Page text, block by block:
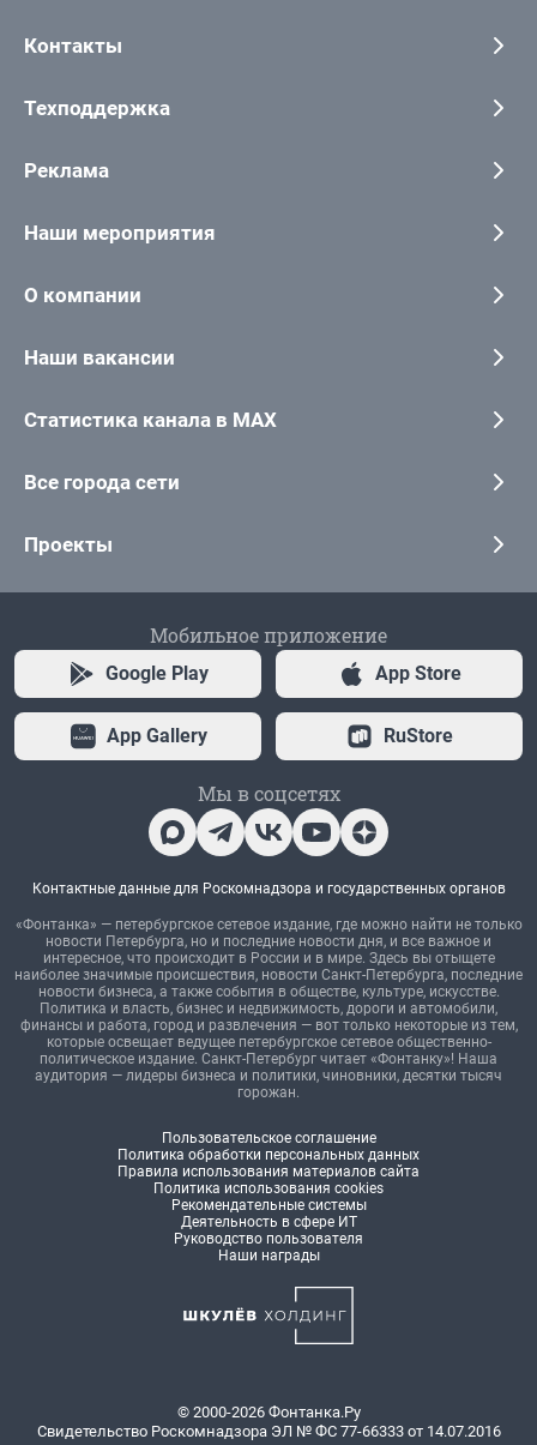
Контакты
Техподдержка
Реклама
Наши мероприятия
О компании
Наши вакансии
Статистика канала в MAX
Все города сети
Проекты
Мобильное приложение
Google Play App Store
App Gallery RuStore
Мы в соцсетях
Контактные данные для Роскомнадзора и государственных органов
«Фонтанка» — петербургское сетевое издание, где можно найти не только
новости Петербурга, но и последние новости дня, и все важное и
интересное, что происходит в России и в мире. Здесь вы отыщете
наиболее значимые происшествия, новости Санкт-Петербурга, последние
новости бизнеса, а также события в обществе, культуре, искусстве.
Политика и власть, бизнес и недвижимость, дороги и автомобили,
финансы и работа, город и развлечения — вот только некоторые из тем,
которые освещает ведущее петербургское сетевое общественно-
политическое издание. Санкт-Петербург читает «Фонтанку»! Наша
аудитория — лидеры бизнеса и политики, чиновники, десятки тысяч
горожан.
Пользовательское соглашение
Политика обработки персональных данных
Правила использования материалов сайта
Политика использования cookies
Рекомендательные системы
Деятельность в сфере ИТ
Руководство пользователя
Наши награды
© 2000-2026 Фонтанка.Ру
Свидетельство Роскомнадзора ЭЛ № ФС 77-66333 от 14.07.2016